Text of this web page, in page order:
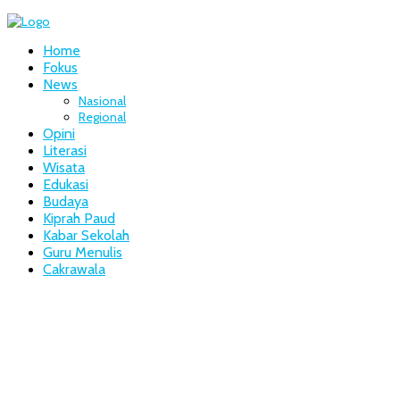
Home
Fokus
News
Nasional
Regional
Opini
Literasi
Wisata
Edukasi
Budaya
Kiprah Paud
Kabar Sekolah
Guru Menulis
Cakrawala